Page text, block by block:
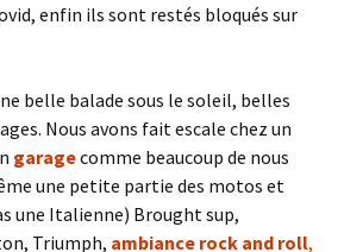
enfin ils sont restés bloqués sur
belle balade sous le soleil, belles
Nous avons fait escale chez un
garagecomme beaucoup de nous
une petite partie des motos et
une Italienne) Brought sup,
Triumph, ambiance rock and roll,